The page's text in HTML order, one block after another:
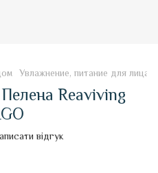
Увлажнение, питание для лица
Reaviving
відгук